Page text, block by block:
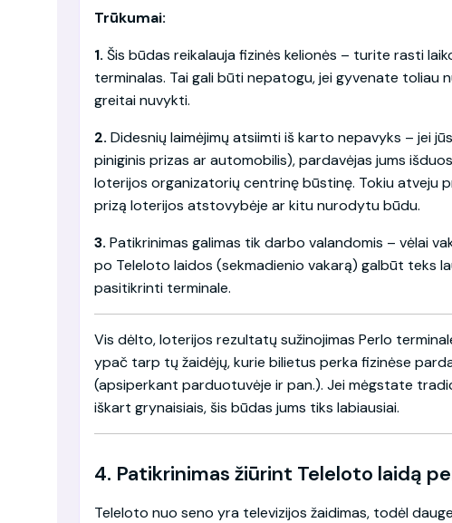
Trūkumai:
1. Šis būdas reikalauja fizinės kelionės – turite rasti
terminalas. Tai gali būti nepatogu, jei gyvenate
greitai nuvykti.
2. Didesnių laimėjimų atsiimti iš karto nepavyks – jei
piniginis prizas ar automobilis), pardavėjas jums
loterijos organizatorių centrinę būstinę. Tokiu atveju
prizą loterijos atstovybėje ar kitu nurodytu būdu.
3. Patikrinimas galimas tik darbo valandomis – vėlai
po Teleloto laidos (sekmadienio vakarą) galbūt teks
pasitikrinti terminale.
Vis dėlto, loterijos rezultatų sužinojimas Perlo
ypač tarp tų žaidėjų, kurie bilietus perka fizinėse
(apsiperkant parduotuvėje ir pan.). Jei mėgstate
iškart grynaisiais, šis būdas jums tiks labiausiai.
4. Patikrinimas žiūrint Teleloto laidą
Teleloto nuo seno yra televizijos žaidimas, todėl